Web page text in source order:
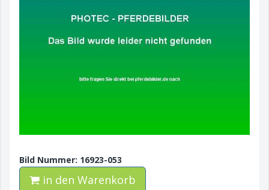
Bild Nummer: 16923-053
in den Warenkorb